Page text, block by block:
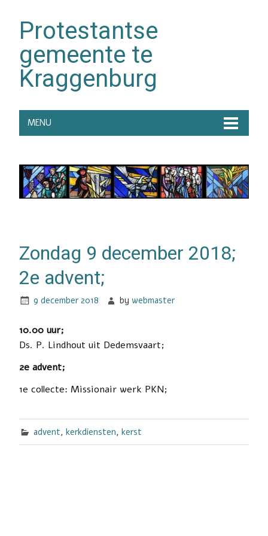
Protestantse
gemeente te
Kraggenburg
MENU
Zondag 9 december 2018;
2e advent;
9 december 2018 bywebmaster
10.00 uur;
Ds. P. Lindhout uit Dedemsvaart;
2e advent;
1e collecte: Missionair werk PKN;
advent, kerkdiensten, kerst